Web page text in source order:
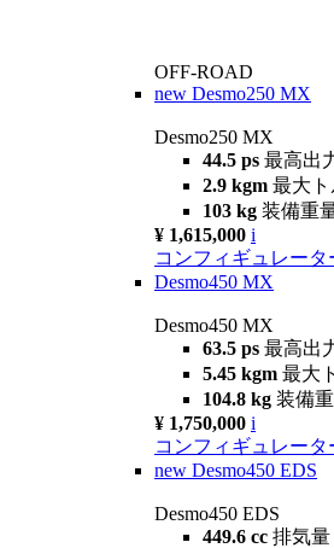
OFF-ROAD
new Desmo250 MX
Desmo250 MX
44.5 ps 最高出
2.9 kgm 最大ト
103 kg 装備重
¥ 1,615,000 i
コンフィギュレータ
Desmo450 MX
Desmo450 MX
63.5 ps 最高出
5.45 kgm 最大
104.8 kg 装備
¥ 1,750,000 i
コンフィギュレータ
new Desmo450 EDS
Desmo450 EDS
449.6 cc 排気量